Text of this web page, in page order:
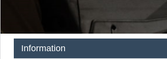
Information